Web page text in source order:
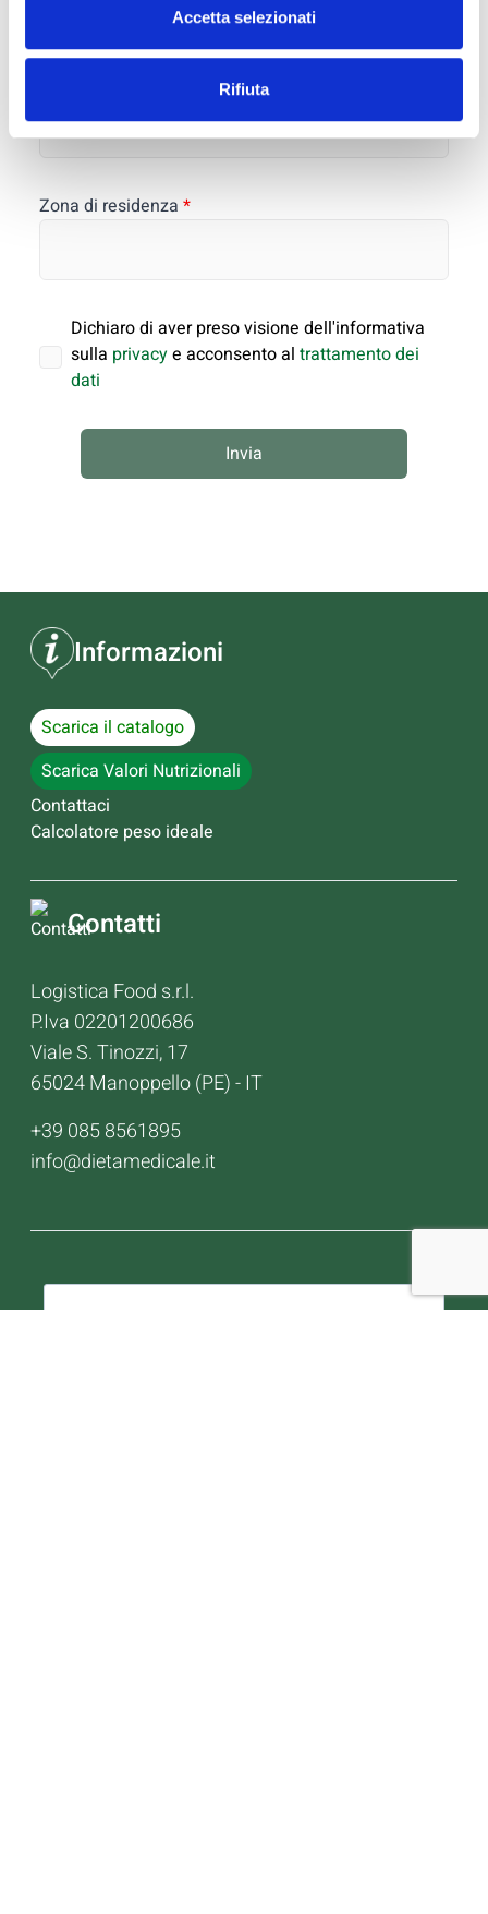
Accetta selezionati
Rifiuta
Zona di residenza *
Dichiaro di aver preso visione dell'informativa
sulla privacye acconsento al trattamento dei
dati
Invia
Informazioni
Scarica il catalogo
Scarica Valori Nutrizionali
Contattaci
Calcolatore peso ideale
Contatti
Logistica Food s.r.l.
P.Iva 02201200686
Viale S. Tinozzi, 17
65024 Manoppello (PE) - IT
+39 085 8561895
info@dietamedicale.it